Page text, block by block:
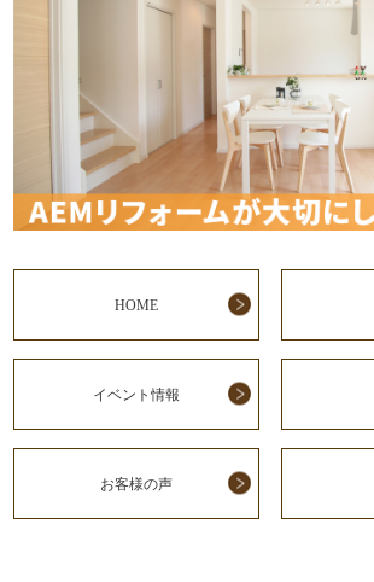
HOME
イベント情報
お客様の声